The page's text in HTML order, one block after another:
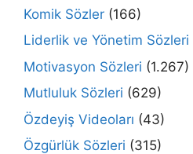
Komik Sözler (166)
Liderlik ve Yönetim Sözleri
Motivasyon Sözleri (1.267)
Mutluluk Sözleri (629)
Özdeyiş Videoları (43)
Özgürlük Sözleri (315)